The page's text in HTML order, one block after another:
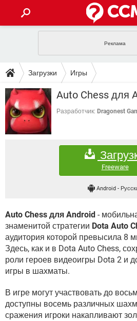
INSTAGRAM
ИГРЫ
ВКОНТАКТЕ
GOOGLE
ПОЛЕЗНЫЕ СОВЕТЫ
TIKTOK
WHATSAPP
FACEBOOK
ЗАГРУЗКИ
TIKTOK
WHATSAPP
ФОРУМ
ИГРЫ
YANDEX
ЭНЦИКЛОПЕДИЯ
WINDOWS 10
YANDEX
Загрузки Игры
Auto Chess для
Разработчик: Dragonest
Freeware
Android-
Auto Chess для Android -
знаменитой стратегии Dota Auto
аудитория которой превысила 8
Здесь, как и в Dota Auto Chess,
роли героев видеоигры Dota 2 и
игры в шахматы.
В игре могут участвовать до
доступны восемь различных
сражения игроки накапливают